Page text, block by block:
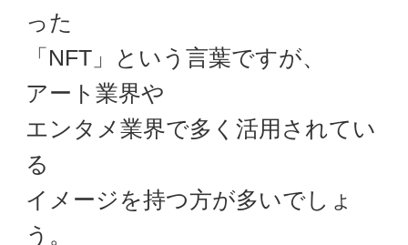
った
「NFT」という言葉ですが、
アート業界や
エンタメ業界で多く活用されてい
る
イメージを持つ方が多いでしょ
う。